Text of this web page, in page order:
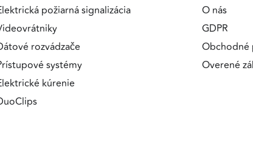
požiarná signalizácia
rozvádzače
systémy
kúrenie
O nás
GDPR
Obchodné
Overené